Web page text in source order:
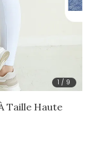
1 / 9
Taille Haute